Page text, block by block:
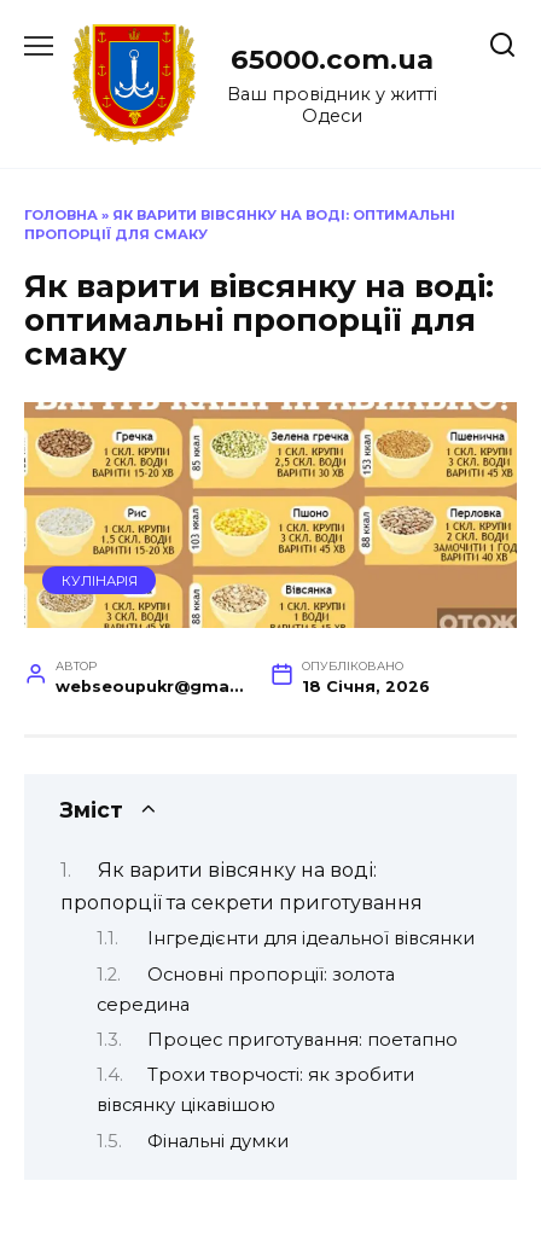
до
65000.com.ua
Ваш провідник у житті
Одеси
ГОЛОВНА » ЯК ВАРИТИ ВІВСЯНКУ НА ВОДІ: ОПТИМАЛЬНІ
ПРОПОРЦІЇ ДЛЯ СМАКУ
Як варити вівсянку на воді:
оптимальні пропорції для
смаку
КУЛІНАРІЯ
АВТОР
webseoupukr@gmail.com
ОПУБЛІКОВАНО
18 Січня, 2026
Зміст
Як варити вівсянку на воді:
пропорції та секрети приготування
Інгредієнти для ідеальної вівсянки
Основні пропорції: золота
середина
Процес приготування: поетапно
Трохи творчості: як зробити
вівсянку цікавішою
Фінальні думки